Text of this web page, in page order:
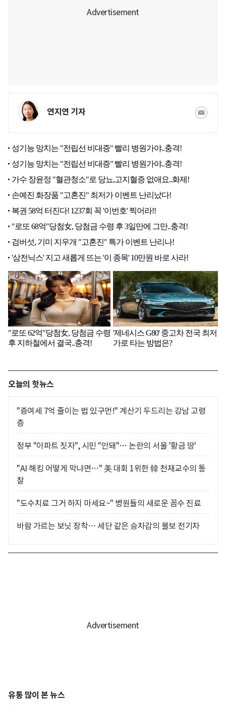
연지연 기자
오늘의 핫뉴스
"증여세 7억 줄이는 법 있구먼!" 계산기 두드리는 강남 고령
층
정부 "아파트 짓자", 시민 "안돼"… 논란의 서울 '황금 땅'
"AI 해킹 어떻게 막냐면…" 美 대회 1위한 韓 천재교수의 통
찰
"도수치료 그거 하지 마세요~" 병원들의 새로운 꼼수 진료
바람 가르는 보닛 장착… 세단 같은 승차감의 볼보 전기차
유통 많이 본 뉴스